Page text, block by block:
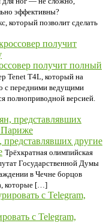
эффективны?
который позволит сделать
получит полный
Tenet T4L, который на
с передними ведущими
полноприводной версией.
другие
Трёхкратная олимпийская
Государственной Думы
в Чечне борцов
которые […]
с Telegram,